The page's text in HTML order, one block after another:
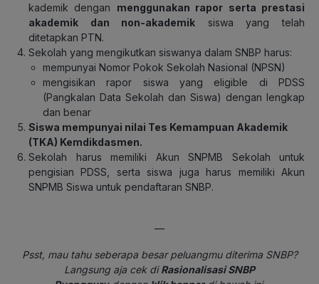
kademik dengan menggunakan rapor serta prestasi
akademik dan non-akademik siswa yang telah
ditetapkan PTN.
Sekolah yang mengikutkan siswanya dalam SNBP harus:
mempunyai Nomor Pokok Sekolah Nasional (NPSN)
mengisikan rapor siswa yang eligible di PDSS
(Pangkalan Data Sekolah dan Siswa) dengan lengkap
dan benar
Siswa mempunyai nilai Tes Kemampuan Akademik
(TKA) Kemdikdasmen.
Sekolah harus memiliki Akun SNPMB Sekolah untuk
pengisian PDSS, serta siswa juga harus memiliki Akun
SNPMB Siswa untuk pendaftaran SNBP.
—
Psst, mau tahu seberapa besar peluangmu diterima SNBP?
Langsung aja cek diRasionalisasi SNBP